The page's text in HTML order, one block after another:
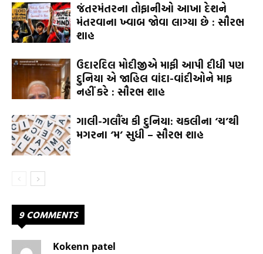
જંતરમંતરના તોફાનીઓ આખા દેશને
મંતરવાના ખ્વાબ જોવા લાગ્યા છે : સૌરભ
શાહ
ઉદારદિલ મોદીજીએ માફી આપી દીધી પણ
દુનિયા એ જાહિલ વાંદા-વાંદીઓને માફ
નહીં કરે : સૌરભ શાહ
ગાલી-ગલૌંચ કી દુનિયા: ચકલીના ‘ચ’થી
મગરના ‘મ’ સુધી – સૌરભ શાહ
9 COMMENTS
Kokenn patel